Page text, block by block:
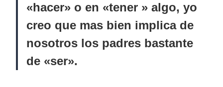
«hacer» o en «tener » algo, yo
creo que mas bien implica de
nosotros los padres bastante
de «ser».